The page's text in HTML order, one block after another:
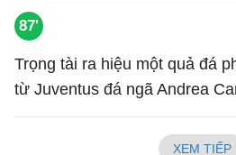
87'
Trọng tài ra hiệu một quả đá
từ Juventus đá ngã Andrea
XEM TIẾP